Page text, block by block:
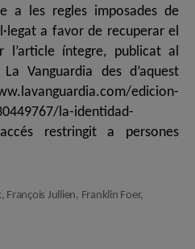
a les regles imposades de
a favor de recuperar el
l’article íntegre, publicat al
Vanguardia des d’aquest
edicion-
la-identidad-
restringit a persones
, François Jullien, Franklin Foer,